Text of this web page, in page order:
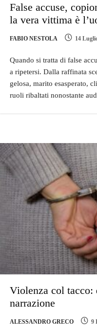
False accuse,
la vera vittima è
FABIO NESTOLA 14
Quando si tratta di false
a ripetersi. Dalla raffinata
gelosa, marito esasperato,
ruoli ribaltati nonostante
Violenza col tacco:
narrazione
ALESSANDRO GRECO 9